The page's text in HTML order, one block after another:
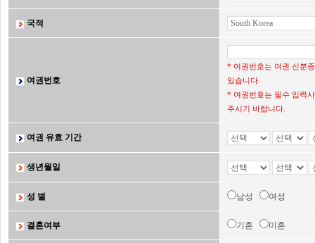
국적
여권번호
* 여권번호는 여권 신분
있습니다.
* 여권번호는 필수 입력
주시기 바랍니다.
여권 유효 기간
생년월일
성 별 남성 여성
결혼여부 기혼 미혼